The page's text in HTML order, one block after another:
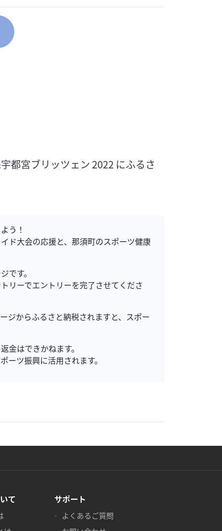
都宮ブリッツェン 2022 にふるさ
う！
ド大会の応援と、那須町のスポーツ健康
です。
リーでエントリーを完了させてくださ
ジからふるさと納税されますと、スポー
金はできかねます。
ーツ振興に活用されます。
て サポート
よくあるご質問